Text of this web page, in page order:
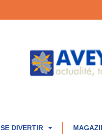
SE DIVERTIR